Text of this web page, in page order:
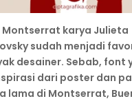
Montserrat karya Julieta
sudah menjadi
desainer. Sebab, font
dari poster dan
lama di Montserrat,